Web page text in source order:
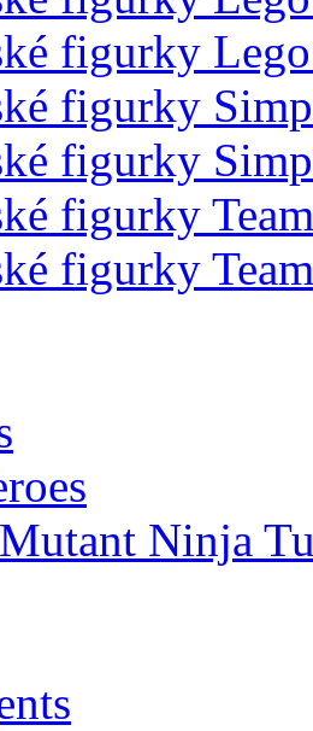
figurky
figurky
figurky
figurky
figurky
Ninja